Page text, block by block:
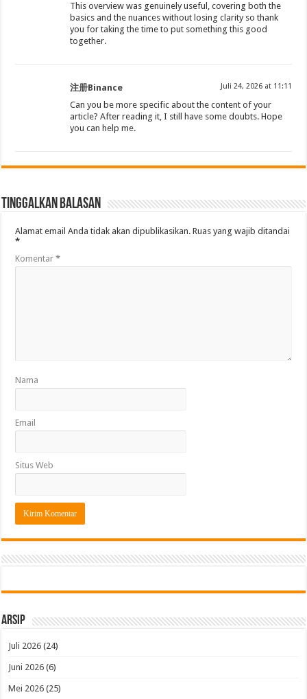
This overview was genuinely useful, covering both the
basics and the nuances without losing clarity so thank
you for taking the time to put something this good
together.
注册Binance Juli 24, 2026 at 11:11
Can you be more specific about the content of your
article? After reading it, I still have some doubts. Hope
you can help me.
Tinggalkan Balasan
Alamat email Anda tidak akan dipublikasikan. Ruas yang wajib ditandai
*
Komentar*
Nama
Email
Situs Web
Arsip
Juli 2026 (24)
Juni 2026 (6)
Mei 2026 (25)